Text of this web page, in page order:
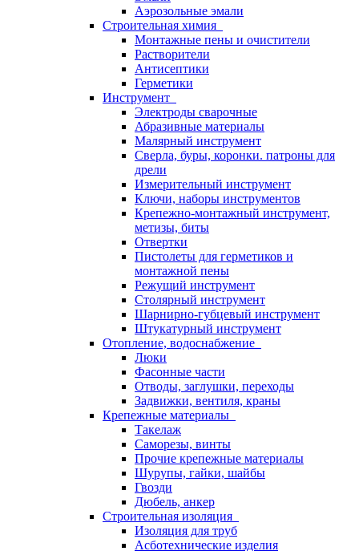
Аэрозольные эмали
Строительная химия
Монтажные пены и очистители
Растворители
Антисептики
Герметики
Инструмент
Электроды сварочные
Абразивные материалы
Малярный инструмент
Сверла, буры, коронки. патроны для
дрели
Измерительный инструмент
Ключи, наборы инструментов
Крепежно-монтажный инструмент,
метизы, биты
Отвертки
Пистолеты для герметиков и
монтажной пены
Режущий инструмент
Столярный инструмент
Шарнирно-губцевый инструмент
Штукатурный инструмент
Отопление, водоснабжение
Люки
Фасонные части
Отводы, заглушки, переходы
Задвижки, вентиля, краны
Крепежные материалы
Такелаж
Саморезы, винты
Прочие крепежные материалы
Шурупы, гайки, шайбы
Гвозди
Дюбель, анкер
Строительная изоляция
Изоляция для труб
Асботехнические изделия